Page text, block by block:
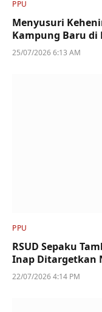
PPU
Menyusuri
Kampung Baru di
25/07/2026 6:13 AM
PPU
RSUD Sepaku
Inap Ditargetkan
22/07/2026 4:14 PM